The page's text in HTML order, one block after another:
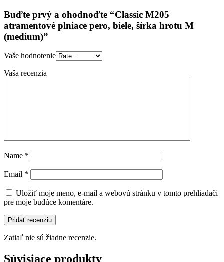
Buďte prvý a ohodnoďte “Classic M205
atramentové plniace pero, biele, šírka hrotu M
(medium)”
Vaše hodnotenie
Vaša recenzia
Name *
Email *
Uložiť moje meno, e-mail a webovú stránku v tomto prehliadači
pre moje budúce komentáre.
Zatiaľ nie sú žiadne recenzie.
Súvisiace produkty